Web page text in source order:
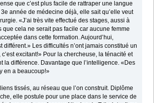
que c’est plus facile de rattraper une langue
année de médecine déjà, elle sait qu’elle veut
«J’ai très vite effectué des stages, aussi à
que cela ne serait pas facile car aucune femme
dans cette formation. Aujourd’hui,
différent.» Les difficultés n’ont jamais constitué un
excitant!» Pour la chercheuse, la ténacité et
la différence. Davantage que l’intelligence. «Des
en a beaucoup!»
tissés, au réseau que l’on construit. Diplôme
elle postule pour une place dans le service de